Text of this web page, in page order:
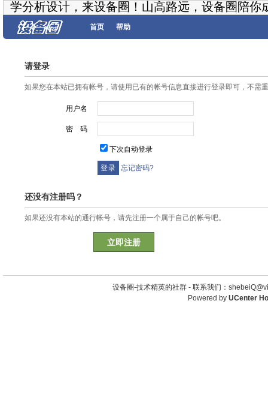
学分析设计，来设备圈！山高路远，设备圈陪你
首页 帮助
请登录
如果您在本站已拥有帐号，请使用已有的帐号信息直接进行登录即可，不需
用户名
密 码
下次自动登录
忘记密码?
还没有注册吗？
如果还没有本站的通行帐号，请先注册一个属于自己的帐号吧。
立即注册
设备圈-技术精英的社群 - 联系我们：
Powered by UCenter